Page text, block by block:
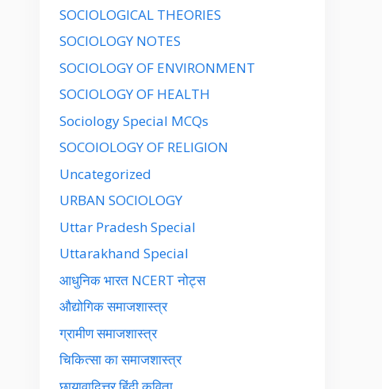
SOCIOLOGICAL THEORIES
SOCIOLOGY NOTES
SOCIOLOGY OF ENVIRONMENT
SOCIOLOGY OF HEALTH
Sociology Special MCQs
SOCOIOLOGY OF RELIGION
Uncategorized
URBAN SOCIOLOGY
Uttar Pradesh Special
Uttarakhand Special
आधुनिक भारत NCERT नोट्स
औद्योगिक समाजशास्त्र
ग्रामीण समाजशास्त्र
चिकित्सा का समाजशास्त्र